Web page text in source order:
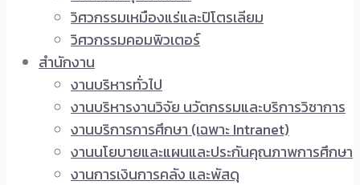
วิศวกรรมเหมืองแร่และปิโตรเลียม
วิศวกรรมคอมพิวเตอร์
สำนักงาน
งานบริหารทั่วไป
งานบริหารงานวิจัย นวัตกรรมและบริการวิชาการ
งานบริการการศึกษา (เฉพาะ Intranet)
งานนโยบายและแผนและประกันคุณภาพการศึกษา
งานการเงินการคลัง และพัสดุ